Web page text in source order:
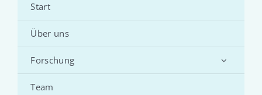
Start
Über uns
Forschung
Team